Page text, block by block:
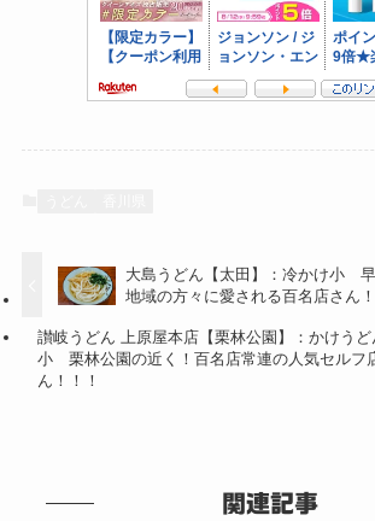
大島うどん【太田】：冷かけ小 早
地域の方々に愛される百名店さん
讃岐うどん 上原屋本店【栗林公園】：かけうど
小 栗林公園の近く！百名店常連の人気セルフ
ん！！！
関連記事